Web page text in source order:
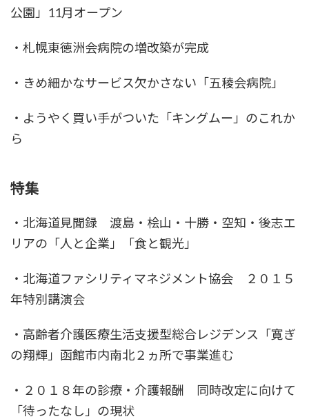
公園」11月オープン
・札幌東徳洲会病院の増改築が完成
・きめ細かなサービス欠かさない「五稜会病院」
・ようやく買い手がついた「キングムー」のこれか
ら
特集
・北海道見聞録 渡島・桧山・十勝・空知・後志エ
リアの「人と企業」「食と観光」
・北海道ファシリティマネジメント協会 ２０１５
年特別講演会
・高齢者介護医療生活支援型総合レジデンス「寛ぎ
の翔輝」函館市内南北２ヵ所で事業進む
・２０１８年の診療・介護報酬 同時改定に向けて
「待ったなし」の現状